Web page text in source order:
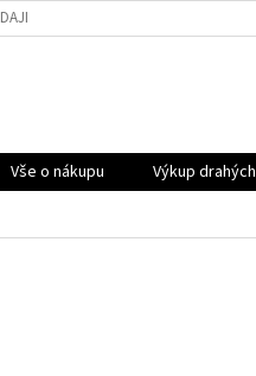
Vše o nákupu Výkup